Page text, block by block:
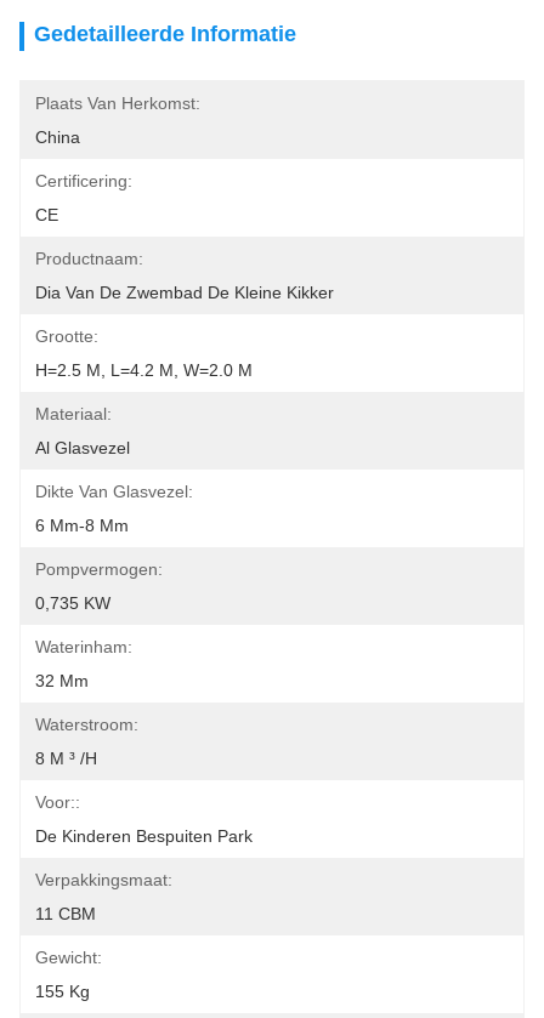
Gedetailleerde Informatie
Plaats Van Herkomst:
China
Certificering:
CE
Productnaam:
Dia Van De Zwembad De Kleine Kikker
Grootte:
H=2.5 M, L=4.2 M, W=2.0 M
Materiaal:
Al Glasvezel
Dikte Van Glasvezel:
6 Mm-8 Mm
Pompvermogen:
0,735 KW
Waterinham:
32 Mm
Waterstroom:
8 M ³ /h
Voor::
De Kinderen Bespuiten Park
Verpakkingsmaat:
11 CBM
Gewicht:
155 Kg